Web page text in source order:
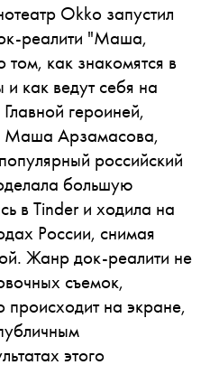
Okko запустил
реалити "Маша,
как знакомятся в
как ведут себя на
героиней,
Маша Арзамасова,
российский
большую
в Tinder и ходила на
России, снимая
Жанр док-реалити не
съемок,
происходит на экране,
этого